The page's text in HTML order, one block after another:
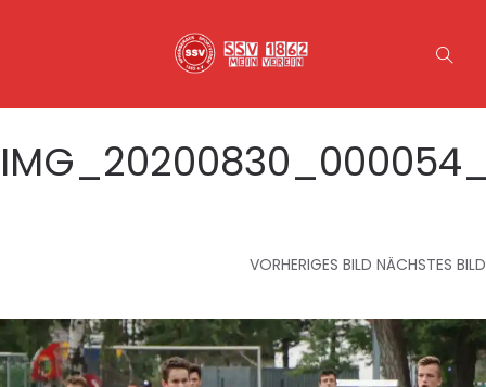
VORHERIGES BILD NÄCHSTES BILD